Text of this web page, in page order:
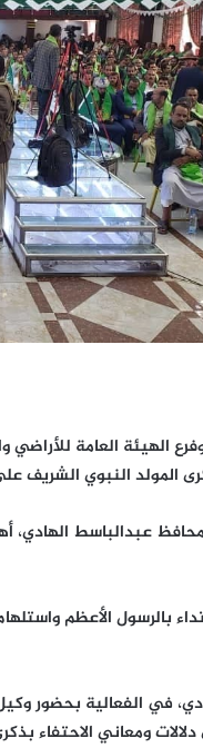
الهيئة العامة
المولد النبوي الشريف
عبدالباسط الهادي،
بالرسول الأعظم
في الفعالية بحضور
دلالات ومعاني الاحتفاء